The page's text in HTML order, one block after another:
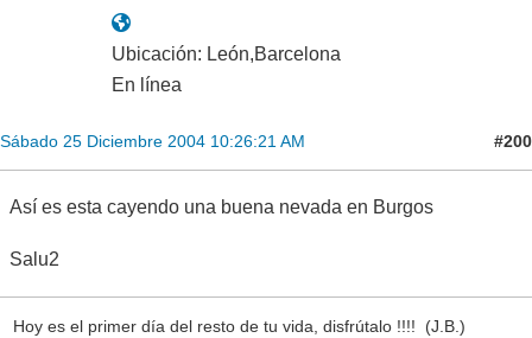
Ubicación: León,Barcelona
En línea
Sábado 25 Diciembre 2004 10:26:21 AM #200
Así es esta cayendo una buena nevada en Burgos
Salu2
Hoy es el primer día del resto de tu vida, disfrútalo !!!! (J.B.)